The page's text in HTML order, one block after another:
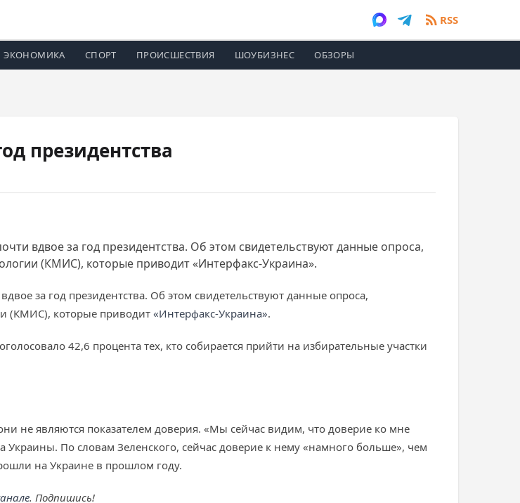
RSS
ЭКОНОМИКА СПОРТ ПРОИСШЕСТВИЯ ШОУБИЗНЕС ОБЗОРЫ
президентства
вдвое за год президентства. Об этом свидетельствуют данные опроса,
(КМИС), которые приводит «Интерфакс-Украина».
за год президентства. Об этом свидетельствуют данные опроса,
(КМИС), которые приводит «Интерфакс-Украина».
42,6 процента тех, кто собирается прийти на избирательные участки
не являются показателем доверия. «Мы сейчас видим, что доверие ко мне
Украины. По словам Зеленского, сейчас доверие к нему «намного больше», чем
на Украине в прошлом году.
. Подпишись!